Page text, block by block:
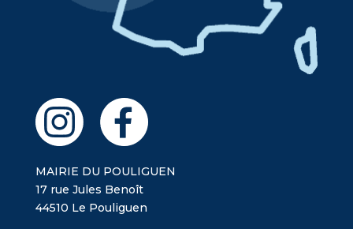
MAIRIE DU POULIGUEN
17 rue Jules Benoît
44510 Le Pouliguen